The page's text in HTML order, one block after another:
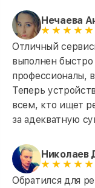
Нечаева
Отличный
выполнен
профессионалы,
Теперь
всем, кто ищет
за адекватную
Николаев
Обратился для